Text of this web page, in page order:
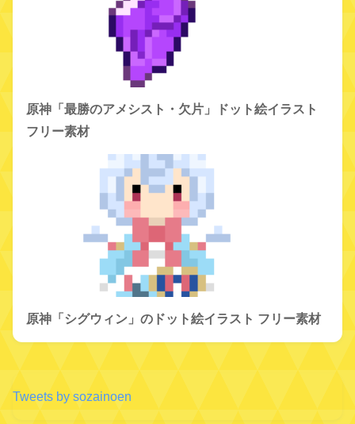
原神「最勝のアメシスト・欠片」ドット絵イラスト
フリー素材
原神「シグウィン」のドット絵イラスト フリー素材
Tweets by sozainoen